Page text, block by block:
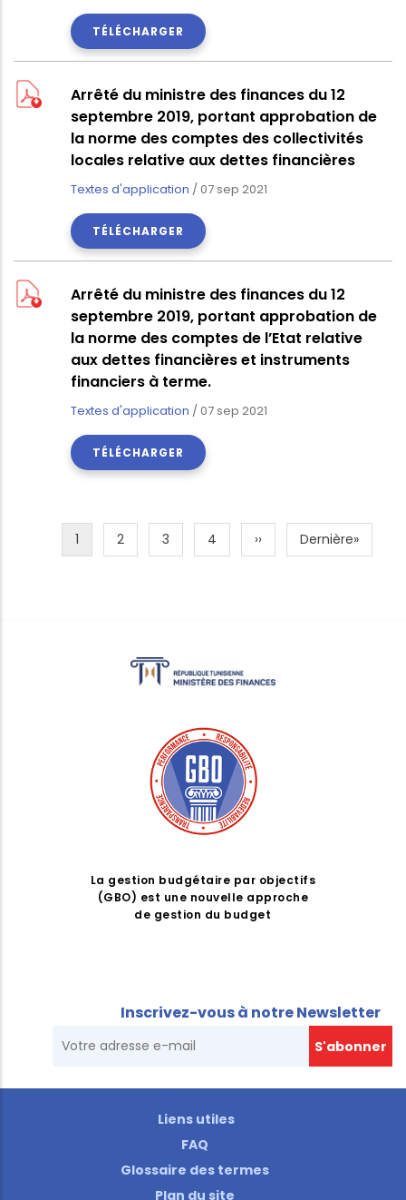
TÉLÉCHARGER
Arrêté du ministre des finances du 12
septembre 2019, portant approbation de
la norme des comptes des collectivités
locales relative aux dettes financières
Textes d'application / 07 sep 2021
TÉLÉCHARGER
Arrêté du ministre des finances du 12
septembre 2019, portant approbation de
la norme des comptes de l’Etat relative
aux dettes financières et instruments
financiers à terme.
Textes d'application / 07 sep 2021
TÉLÉCHARGER
Pagination
Page
courante
1 Page
2 Page
3 Page
4
Page
suivante
››
Dernière
page
Dernière»
La gestion budgétaire par objectifs
(GBO) est une nouvelle approche
de gestion du budget
Inscrivez-vous à notre Newsletter
Liens utiles
FAQ
Glossaire des termes
Plan du site